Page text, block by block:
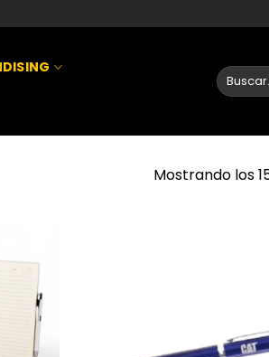
Mostrando los